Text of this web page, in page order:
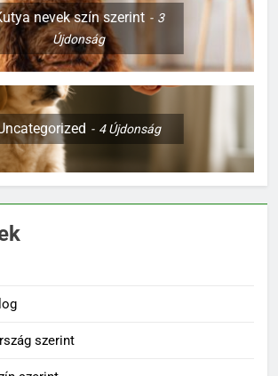
nevek szín szerint
3
Újdonság
4Újdonság
szerint